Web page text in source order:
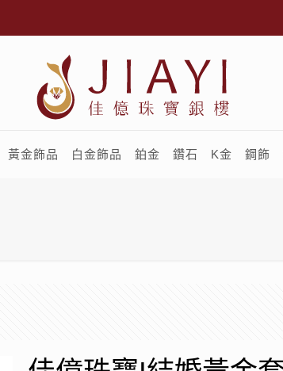
黃金飾品 白金飾品 鉑金 鑽石 K金 鋼飾